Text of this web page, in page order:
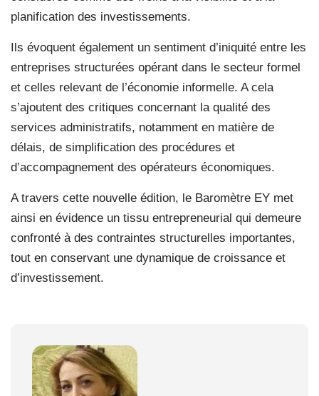
planification des investissements.
Ils évoquent également un sentiment d’iniquité entre les
entreprises structurées opérant dans le secteur formel
et celles relevant de l’économie informelle. A cela
s’ajoutent des critiques concernant la qualité des
services administratifs, notamment en matière de
délais, de simplification des procédures et
d’accompagnement des opérateurs économiques.
A travers cette nouvelle édition, le Baromètre EY met
ainsi en évidence un tissu entrepreneurial qui demeure
confronté à des contraintes structurelles importantes,
tout en conservant une dynamique de croissance et
d’investissement.